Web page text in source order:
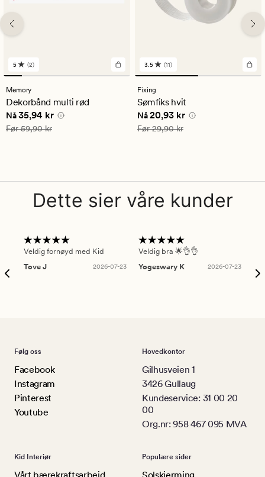
2
anmeldelser
med
en
gjennomsnittlig
vurdering
på
5
5 (2)
Memory
Dekorbånd multi rød
Nåværende pris
Nå35,94 kr
Vanlig pris 59,90 kr
Før59,90 kr
11
anmeldelser
med
en
gjennomsnittlig
vurdering
på
3.5
3.5 (11)
Fixing
Sømfiks hvit
Nåværende pris
Nå20,93 kr
Vanlig pris 29,90 kr
Før29,90 kr
Dette sier våre kunder
Veldig fornøyd med Kid
Tove J
2026-07-23
Veldig bra 🌟👌👌
Yogeswary K
2026-07-23
Følg oss
Facebook
Instagram
Pinterest
Youtube
Hovedkontor
Gilhusveien 1
3426 Gullaug
Kundeservice: 31 00 20
00
Org.nr: 958 467 095 MVA
Kid Interiør
Vårt bærekraftsarbeid
Populære sider
Solskjerming